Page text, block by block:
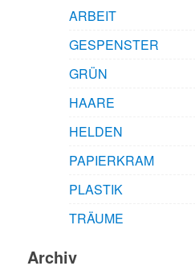
ARBEIT
GESPENSTER
GRÜN
HAARE
HELDEN
PAPIERKRAM
PLASTIK
TRÄUME
Archiv